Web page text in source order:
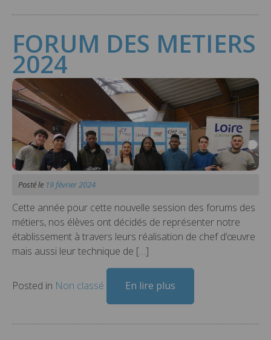
FORUM DES METIERS
2024
Posté le 19 février 2024
Cette année pour cette nouvelle session des forums des
métiers, nos élèves ont décidés de représenter notre
établissement à travers leurs réalisation de chef d’œuvre
mais aussi leur technique de […]
Posted in Non classé En lire plus